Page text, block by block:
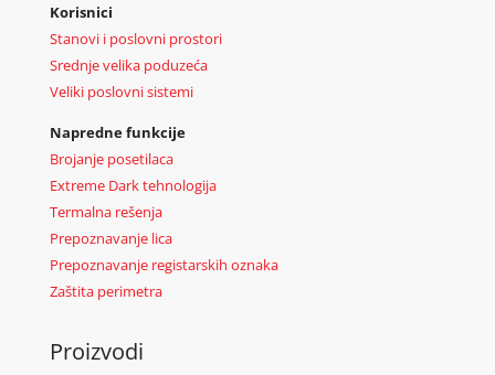
Korisnici
Stanovi i poslovni prostori
Srednje velika poduzeća
Veliki poslovni sistemi
Napredne funkcije
Brojanje posetilaca
Extreme Dark tehnologija
Termalna rešenja
Prepoznavanje lica
Prepoznavanje registarskih oznaka
Zaštita perimetra
Proizvodi